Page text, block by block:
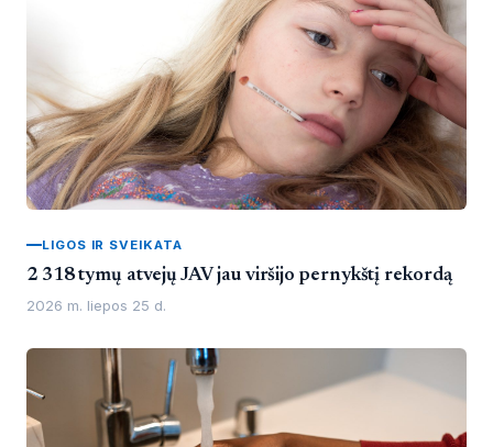
LIGOS IR SVEIKATA
2 318 tymų atvejų JAV jau viršijo pernykštį rekordą
2026 m. liepos 25 d.